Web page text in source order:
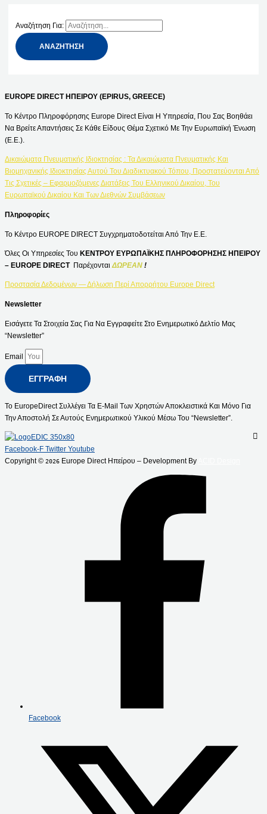
Αναζήτηση Για:
EUROPE DIRECT ΗΠΕΙΡΟΥ (EPIRUS, GREECE)
Το Κέντρο Πληροφόρησης Europe Direct Είναι Η Υπηρεσία, Που Σας Βοηθάει
Να Βρείτε Απαντήσεις Σε Κάθε Είδους Θέμα Σχετικό Με Την Ευρωπαϊκή Ένωση
(Ε.Ε.).
Δικαιώματα Πνευματικής Ιδιοκτησίας : Τα Δικαιώματα Πνευματικής Και
Βιομηχανικής Ιδιοκτησίας Αυτού Του Διαδικτυακού Τόπου, Προστατεύονται Από
Τις Σχετικές – Εφαρμοζόμενες Διατάξεις Του Ελληνικού Δικαίου, Του
Ευρωπαϊκού Δικαίου Και Των Διεθνών Συμβάσεων
Πληροφορίες
Το Κέντρο EUROPE DIRECT Συγχρηματοδοτείται Από Την Ε.Ε.
Όλες Οι Υπηρεσίες Του ΚΕΝΤΡΟΥ ΕΥΡΩΠΑΪΚΗΣ ΠΛΗΡΟΦΟΡΗΣΗΣ ΗΠΕΙΡΟΥ
– EUROPE DIRECT Παρέχονται ΔΩΡΕΑΝ !
Προστασία Δεδομένων — Δήλωση Περί Απορρήτου Europe Direct
Newsletter
Εισάγετε Τα Στοιχεία Σας Για Να Εγγραφείτε Στο Ενημερωτικό Δελτίο Μας
“Newsletter”
Email
ΕΓΓΡΑΦΉ
Το EuropeDirect Συλλέγει Τα E-Mail Των Χρηστών Αποκλειστικά Και Μόνο Για
Την Αποστολή Σε Αυτούς Ενημερωτικού Υλικού Μέσω Του “Newsletter”.
Facebook-F Twitter Youtube
Copyright © 2026 Europe Direct Ηπείρου – Development By
Facebook